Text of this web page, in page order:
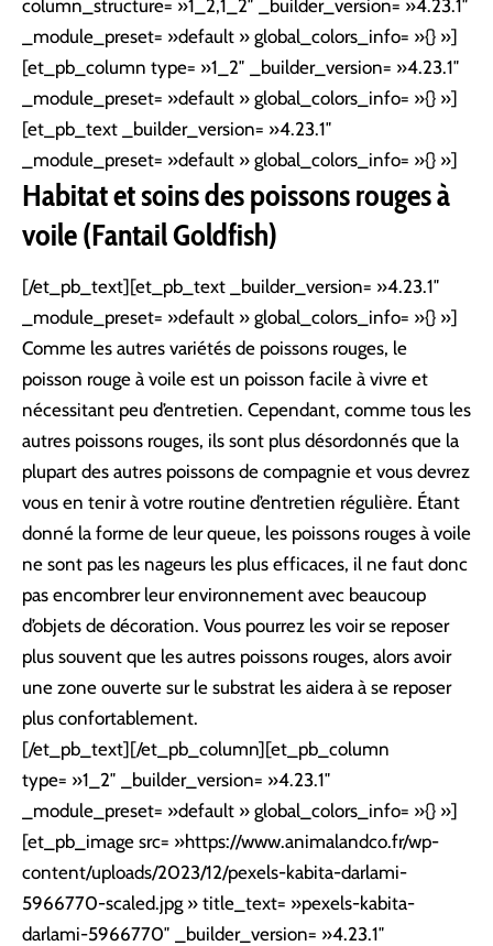
column_structure= »1_2,1_2″ _builder_version= »4.23.1″
_module_preset= »default » global_colors_info= »{} »]
[et_pb_column type= »1_2″ _builder_version= »4.23.1″
_module_preset= »default » global_colors_info= »{} »]
[et_pb_text _builder_version= »4.23.1″
_module_preset= »default » global_colors_info= »{} »]
Habitat et soins des poissons rouges à
voile (Fantail Goldfish)
[/et_pb_text][et_pb_text _builder_version= »4.23.1″
_module_preset= »default » global_colors_info= »{} »]
Comme les autres variétés de poissons rouges, le
poisson rouge à voile est un poisson facile à vivre et
nécessitant peu d’entretien. Cependant, comme tous les
autres poissons rouges, ils sont plus désordonnés que la
plupart des autres poissons de compagnie et vous devrez
vous en tenir à votre routine d’entretien régulière. Étant
donné la forme de leur queue, les poissons rouges à voile
ne sont pas les nageurs les plus efficaces, il ne faut donc
pas encombrer leur environnement avec beaucoup
d’objets de décoration. Vous pourrez les voir se reposer
plus souvent que les autres poissons rouges, alors avoir
une zone ouverte sur le substrat les aidera à se reposer
plus confortablement.
[/et_pb_text][/et_pb_column][et_pb_column
type= »1_2″ _builder_version= »4.23.1″
_module_preset= »default » global_colors_info= »{} »]
[et_pb_image src= »https://www.animalandco.fr/wp-
content/uploads/2023/12/pexels-kabita-darlami-
5966770-scaled.jpg » title_text= »pexels-kabita-
darlami-5966770″ _builder_version= »4.23.1″